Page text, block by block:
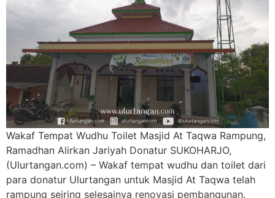
Wakaf Tempat Wudhu Toilet Masjid At Taqwa Rampung,
Ramadhan Alirkan Jariyah Donatur SUKOHARJO,
(Ulurtangan.com) – Wakaf tempat wudhu dan toilet dari
para donatur Ulurtangan untuk Masjid At Taqwa telah
rampung seiring selesainya renovasi pembangunan.